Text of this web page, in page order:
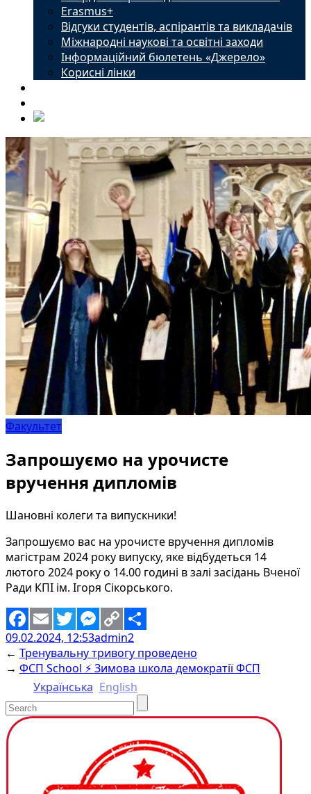
Erasmus+
Відгуки студентів, аспірантів та викладачів
Міжнародні наукові та освітні заходи
Інформаційний бюлетень «Джерело»
Корисні лінки
Факультет
Запрошуємо на урочисте
вручення дипломів
Шановні колеги та випускники!
Запрошуємо вас на урочисте вручення дипломів
магістрам 2024 року випуску, яке відбудеться 14
лютого 2024 року о 14.00 годині в залі засідань Вченої
Ради КПІ ім. Ігоря Сікорського.
Facebook
EmailTwitterMessenger
Copy
Link
Share
09.02.2024, 12:53admin2
← Тренувальну тривогу проведено
→ ФСП School ⚡️ Зимова школа демократії ФСП
Українська English